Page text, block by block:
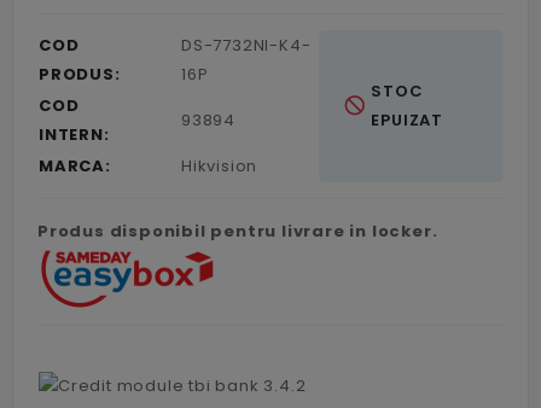
COD
PRODUS:
DS-7732NI-K4-
16P
COD
INTERN:
93894
MARCA:
Hikvision
not_interested
STOC
EPUIZAT
Produs disponibil pentru livrare in locker.